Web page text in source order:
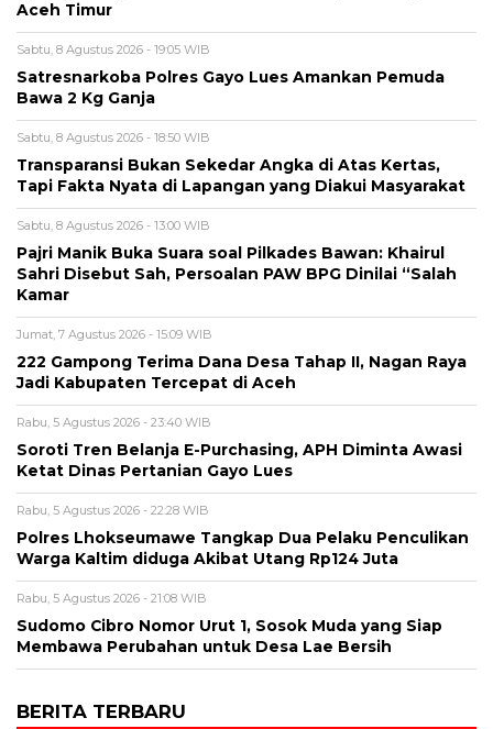
Aceh Timur
Sabtu, 8 Agustus 2026 - 19:05 WIB
Satresnarkoba Polres Gayo Lues Amankan Pemuda
Bawa 2 Kg Ganja
Sabtu, 8 Agustus 2026 - 18:50 WIB
Transparansi Bukan Sekedar Angka di Atas Kertas,
Tapi Fakta Nyata di Lapangan yang Diakui Masyarakat
Sabtu, 8 Agustus 2026 - 13:00 WIB
Pajri Manik Buka Suara soal Pilkades Bawan: Khairul
Sahri Disebut Sah, Persoalan PAW BPG Dinilai “Salah
Kamar
Jumat, 7 Agustus 2026 - 15:09 WIB
222 Gampong Terima Dana Desa Tahap II, Nagan Raya
Jadi Kabupaten Tercepat di Aceh
Rabu, 5 Agustus 2026 - 23:40 WIB
Soroti Tren Belanja E-Purchasing, APH Diminta Awasi
Ketat Dinas Pertanian Gayo Lues
Rabu, 5 Agustus 2026 - 22:28 WIB
Polres Lhokseumawe Tangkap Dua Pelaku Penculikan
Warga Kaltim diduga Akibat Utang Rp124 Juta
Rabu, 5 Agustus 2026 - 21:08 WIB
Sudomo Cibro Nomor Urut 1, Sosok Muda yang Siap
Membawa Perubahan untuk Desa Lae Bersih
BERITA TERBARU